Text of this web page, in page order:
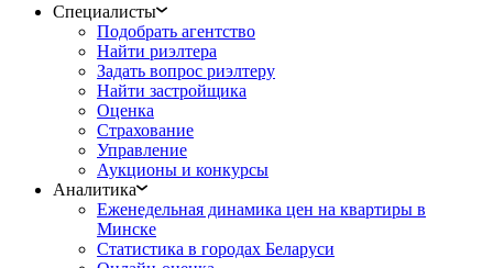
Специалисты
Подобрать агентство
Найти риэлтера
Задать вопрос риэлтеру
Найти застройщика
Оценка
Страхование
Управление
Аукционы и конкурсы
Аналитика
Еженедельная динамика цен на квартиры в
Минске
Статистика в городах Беларуси